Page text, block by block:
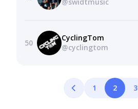
50
CyclingTom
@cyclingtom
1 2 3